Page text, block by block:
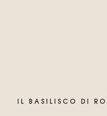
IL BASILISCO DI